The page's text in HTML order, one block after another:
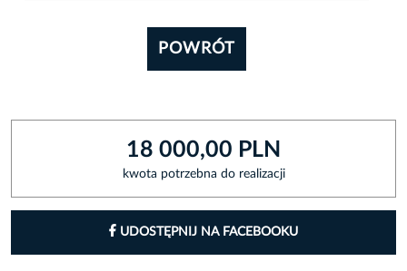
POWRÓT
18 000,00 PLN
kwota potrzebna do realizacji
UDOSTĘPNIJ NA FACEBOOKU